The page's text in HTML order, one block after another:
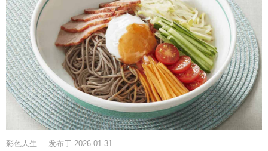
彩色人生 发布于 2026-01-31